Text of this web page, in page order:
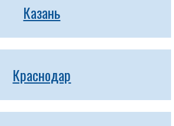
Казань
Краснодар